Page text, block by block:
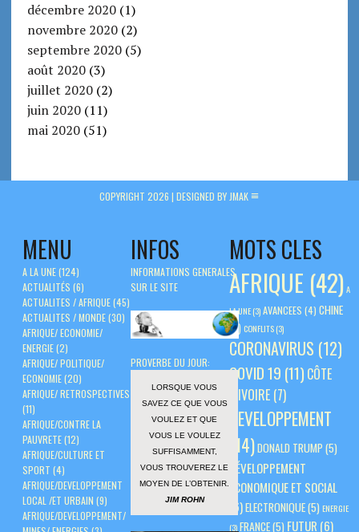
décembre 2020(1)
novembre 2020(2)
septembre 2020(5)
août 2020(3)
juillet 2020(2)
juin 2020(11)
mai 2020(51)
COPYRIGHT 2026 | DESIGNED BY JMAK
MENU
A LA UNE(124)
ACTUALITÉS (6)
ACTUALITES / AFRIQUE(45)
ACTUALITES / MONDE(30)
AFRIQUE/ ECONOMIE/
ENERGIE(2)
AFRIQUE/ POLITIQUE/
ECONOMIE(20)
AFRIQUE/ RETROSPECTIVES
(11)
AFRIQUE/CONTRE LA
PAUVRETE(12)
AFRIQUE/CULTURE ET
SPORT (4)
AFRIQUE/DEVELOPPEMENT
LOCAL /ET URBAIN (9)
AFRIQUE/DEVELOPPEMENT/
MOTS CLES
AFRIQUE (42) A
LA UNE(3)AVANCEES (4) CHINE
(5)CONFLITS(3)
CORONAVIRUS (12)
COVID 19 (11) CÔTE
D'IVOIRE (7)
DEVELOPPEMENT
(14)DONALD TRUMP(5)
DÉVELOPPEMENT
ÉCONOMIQUE ET SOCIAL
(6)ELECTRONIQUE(5)ENERGIE
(3)FRANCE(5)FUTUR (6)
INFOS
INFORMATIONS GENERALES
SUR LE SITE
PROVERBE DU JOUR:
LORSQUE VOUS
SAVEZ CE QUE VOUS
VOULEZ ET QUE
VOUS LE VOULEZ
SUFFISAMMENT,
VOUS TROUVEREZ LE
MOYEN DE L’OBTENIR.
JIM ROHN